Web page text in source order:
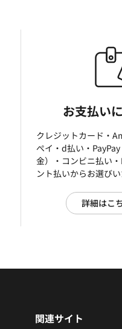
お支払い
クレジットカード・
ぺイ・d払い・
金）・コンビニ払い
ント払いからお選びい
詳細はこ
関連サイト